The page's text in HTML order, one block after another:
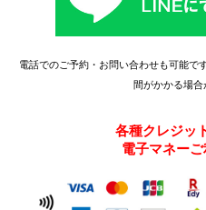
電話でのご予約・お問い合わせも可能で
間がかかる場合
各種クレジッ
電子マネー